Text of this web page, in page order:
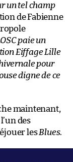
un tel champ
de Fabienne
paie un
Eiffage Lille
pour
digne de ce
maintenant,
des
lesBlues.